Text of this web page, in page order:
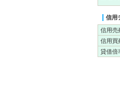
信用
信用売
信用買
貸借倍